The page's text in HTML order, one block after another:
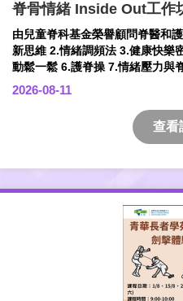
脊骨情緒 Inside Out工作
由兒童脊科基金榮譽顧問脊醫和
新思維 2.情緒調頻法 3.健康快樂
動鬆一鬆 6.護脊操 7.情緒壓力與
2026-08-11
查看